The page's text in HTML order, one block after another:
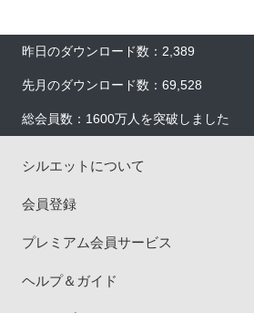
昨日のダウンロード数：2,389
先月のダウンロード数：69,528
総会員数：1600万人を突破しました
シルエットについて
会員登録
プレミアム会員サービス
ヘルプ＆ガイド